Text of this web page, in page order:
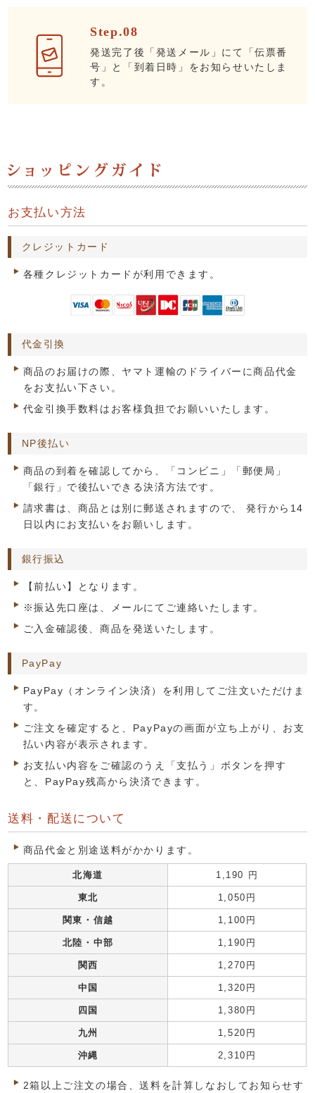
Step.08
発送完了後「発送メール」にて「伝票番
号」と「到着日時」をお知らせいたしま
す。
お支払い方法
クレジットカード
各種クレジットカードが利用できます。
代金引換
商品のお届けの際、ヤマト運輸のドライバーに商品代金
をお支払い下さい。
代金引換手数料はお客様負担でお願いいたします。
NP後払い
商品の到着を確認してから、「コンビニ」「郵便局」
「銀行」で後払いできる決済方法です。
請求書は、商品とは別に郵送されますので、 発行から14
日以内にお支払いをお願いします。
銀行振込
【前払い】となります。
※振込先口座は、メールにてご連絡いたします。
ご入金確認後、商品を発送いたします。
PayPay
PayPay（オンライン決済）を利用してご注文いただけま
す。
ご注文を確定すると、PayPayの画面が立ち上がり、お支
払い内容が表示されます。
お支払い内容をご確認のうえ「支払う」ボタンを押す
と、PayPay残高から決済できます。
送料・配送について
商品代金と別途送料がかかります。
北海道 1,190 円
東北 1,050円
関東・信越 1,100円
北陸・中部 1,190円
関西 1,270円
中国 1,320円
四国 1,380円
九州 1,520円
沖縄 2,310円
2箱以上ご注文の場合、送料を計算しなおしてお知らせす